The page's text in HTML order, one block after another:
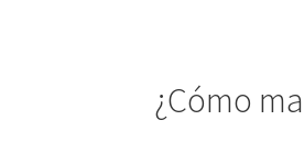
¿Cómo